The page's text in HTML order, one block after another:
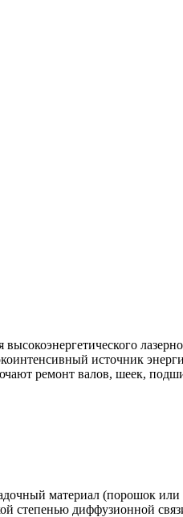
источник
ремонт валов, шеек,
материал (порошок или
степенью диффузионной